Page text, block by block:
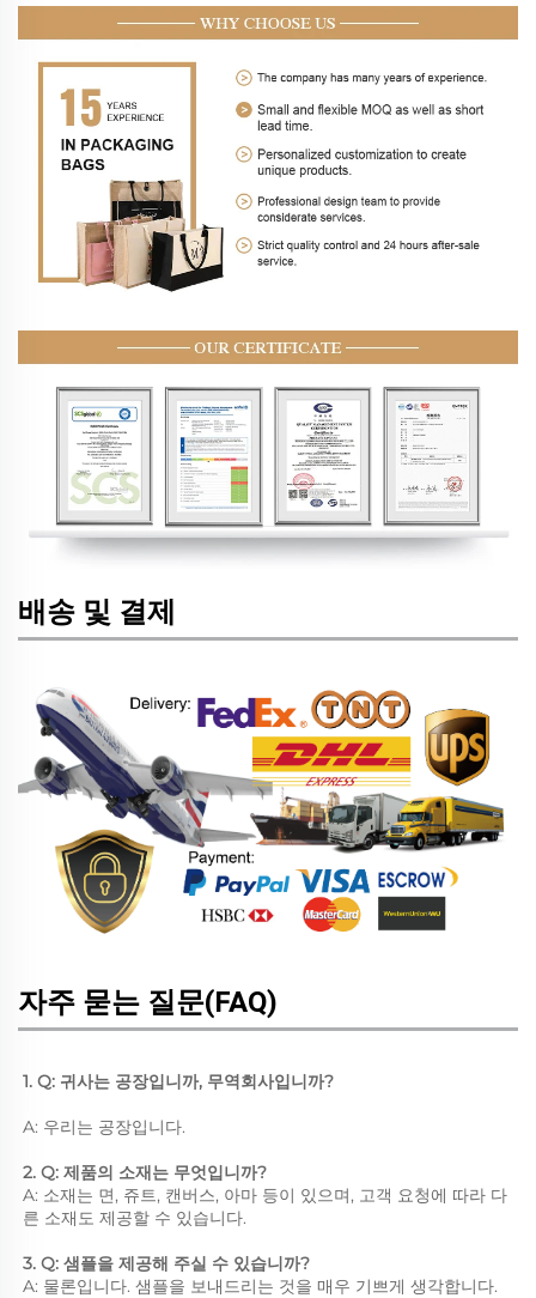
배송 및 결제
자주 묻는 질문(FAQ)
1. Q: 귀사는 공장입니까, 무역회사입니까?
A: 우리는 공장입니다.
2. Q: 제품의 소재는 무엇입니까?
A: 소재는 면, 쥬트, 캔버스, 아마 등이 있으며, 고객 요청에 따라 다
른 소재도 제공할 수 있습니다.
3. Q: 샘플을 제공해 주실 수 있습니까?
A: 물론입니다. 샘플을 보내드리는 것을 매우 기쁘게 생각합니다.